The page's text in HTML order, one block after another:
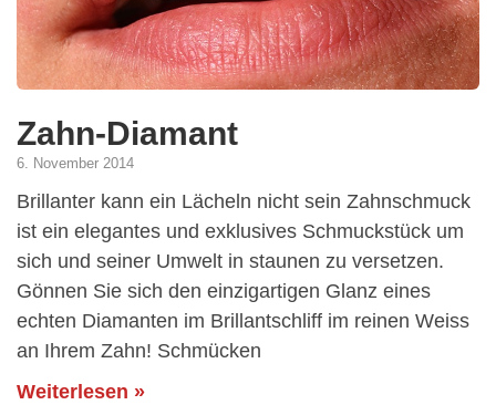
Zahn-Diamant
6. November 2014
Brillanter kann ein Lächeln nicht sein Zahnschmuck
ist ein elegantes und exklusives Schmuckstück um
sich und seiner Umwelt in staunen zu versetzen.
Gönnen Sie sich den einzigartigen Glanz eines
echten Diamanten im Brillantschliff im reinen Weiss
an Ihrem Zahn! Schmücken
Weiterlesen »